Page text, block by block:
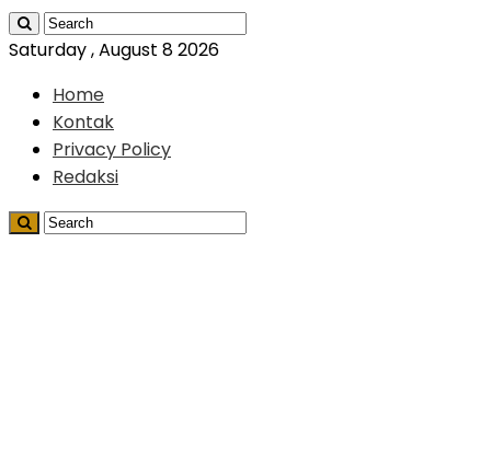
Saturday , August 8 2026
Home
Kontak
Privacy Policy
Redaksi